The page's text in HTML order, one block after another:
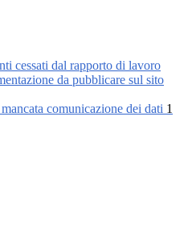
cessati dal rapporto di lavoro
da pubblicare sul sito
comunicazione dei dati 1